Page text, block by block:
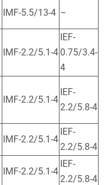
IMF-5.5/13-4 –
IMF-2.2/5.1-4
IEF-
0.75/3.4-
4
IMF-2.2/5.1-4
IEF-
2.2/5.8-4
IMF-2.2/5.1-4
IEF-
2.2/5.8-4
IMF-2.2/5.1-4
IEF-
2.2/5.8-4